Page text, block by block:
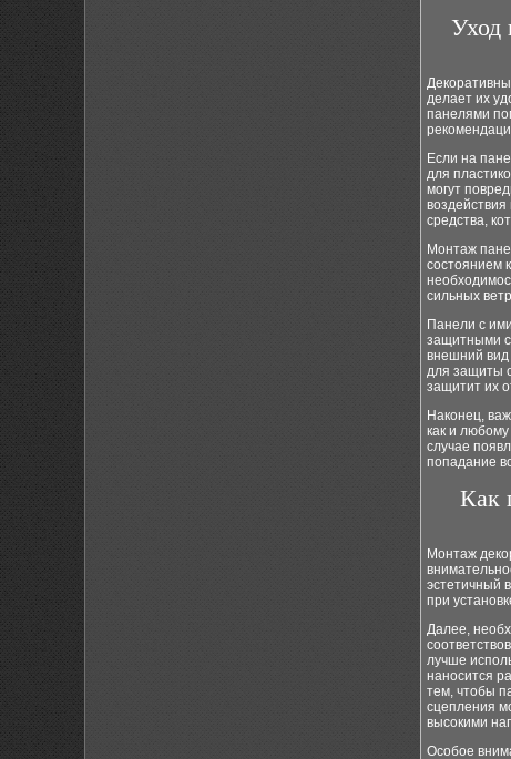
Уход
делает их
панелями
Если на
для
могут
средства,
Монтаж
состоянием
сильных
Панели с
защитными
внешний вид
для защиты
защитит их
Наконец,
как и
случае
попадание
Как
Монтаж
эстетичный
при
Далее,
лучше
наносится
тем, чтобы
сцепления
высокими
Особое